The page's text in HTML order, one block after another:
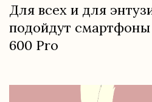
Для всех и для
подойдут смартфоны
600 Pro